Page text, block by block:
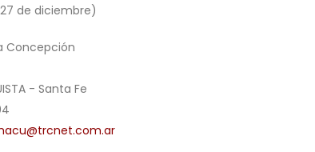
de diciembre)
Concepción
- Santa Fe